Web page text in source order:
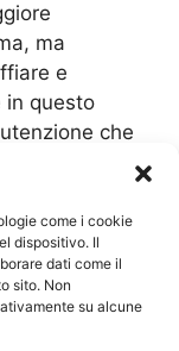
come i cookie
dispositivo. Il
dati come il
sito. Non
su alcune
ma
e
in questo
che
la sua
che ci sia
che
con
da
coibentato,